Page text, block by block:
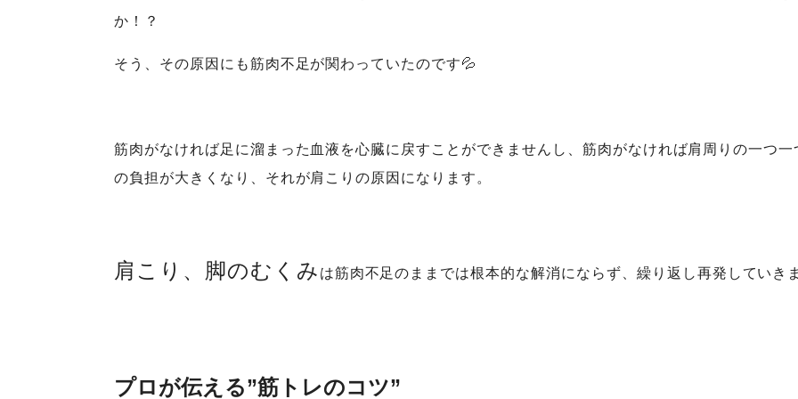
か！？
そう、その原因にも筋肉不足が関わっていたのです💦
筋肉がなければ足に溜まった血液を心臓に戻すことができませんし、筋肉がなければ肩周りの一つ一
の負担が大きくなり、それが肩こりの原因になります。
肩こり、脚のむくみ は筋肉不足のままでは根本的な解消にならず、繰り返し再発していき
プロが伝える”筋トレのコツ”